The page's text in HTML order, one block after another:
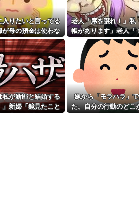
で(即
奴確定
。相続
が
ｗｗｗ
して
クソ男「専業主婦は昼間寝て
ーもん。どうせ暇でしょ？俺の
【驚愕】養育費を払い続けた
れｗｗｗｗ
職場で電話を取った新入社員の
けたことがあった
既婚女性が夫に夕飯も用意せず
時には帰宅してるんだけど
主な税金の成り立ちを調べてみ
入りたいと言ってる
が母の預金は使わな
きた。我が弟ながら
て溜息が出る
老人「席を譲れ！」私
帳があります」老人「
係ない！」→暴言を浴
直後、周囲が動き
私が新郎と結婚する
」新婦「鏡見たこと
嫁から「モラハラ」
た。自分の行動のどこ